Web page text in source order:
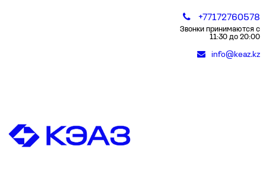
+77172760578
Звонки принимаются с
11:30 до 20:00
info@keaz.kz